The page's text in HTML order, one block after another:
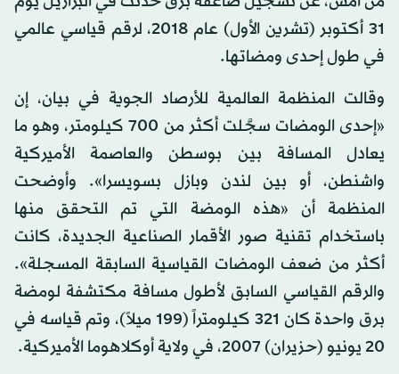
31 أكتوبر (تشرين الأول) عام 2018، لرقم قياسي عالمي
في طول إحدى ومضاتها.
وقالت المنظمة العالمية للأرصاد الجوية في بيان، إن
«إحدى الومضات سجَّلت أكثر من 700 كيلومتر، وهو ما
يعادل المسافة بين بوسطن والعاصمة الأميركية
واشنطن، أو بين لندن وبازل بسويسرا». وأوضحت
المنظمة أن «هذه الومضة التي تم التحقق منها
باستخدام تقنية صور الأقمار الصناعية الجديدة، كانت
أكثر من ضعف الومضات القياسية السابقة المسجلة».
والرقم القياسي السابق لأطول مسافة مكتشفة لومضة
برق واحدة كان 321 كيلومتراً (199 ميلاً)، وتم قياسه في
20 يونيو (حزيران) 2007، في ولاية أوكلاهوما الأميركية.